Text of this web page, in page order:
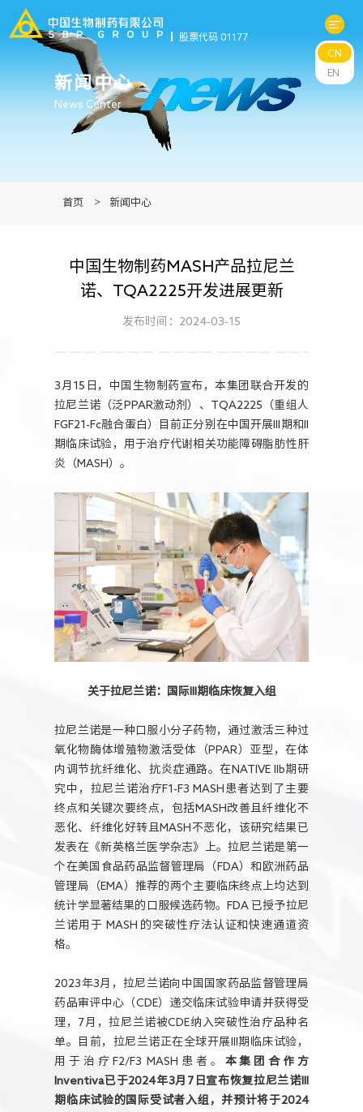
股票代码 01177
CN
EN
新闻中心
News Center
首页 > 新闻中心
中国生物制药MASH产品拉尼兰
诺、TQA2225开发进展更新
发布时间：2024-03-15
3月15日，中国生物制药宣布，本集团联合开发的
拉尼兰诺（泛PPAR激动剂）、TQA2225（重组人
FGF21-Fc融合蛋白）目前正分别在中国开展III期和II
期临床试验，用于治疗代谢相关功能障碍脂肪性肝
炎（MASH）。
关于拉尼兰诺：国际III期临床恢复入组
拉尼兰诺是一种口服小分子药物，通过激活三种过
氧化物酶体增殖物激活受体（PPAR）亚型，在体
内调节抗纤维化、抗炎症通路。在NATIVE IIb期研
究中，拉尼兰诺治疗F1-F3 MASH患者达到了主要
终点和关键次要终点，包括MASH改善且纤维化不
恶化、纤维化好转且MASH不恶化，该研究结果已
发表在《新英格兰医学杂志》上。拉尼兰诺是第一
个在美国食品药品监督管理局（FDA）和欧洲药品
管理局（EMA）推荐的两个主要临床终点上均达到
统计学显著结果的口服候选药物。FDA 已授予拉尼
兰诺用于 MASH 的突破性疗法认证和快速通道资
格。
2023年3月，拉尼兰诺向中国国家药品监督管理局
药品审评中心（CDE）递交临床试验申请并获得受
理，7月，拉尼兰诺被CDE纳入突破性治疗品种名
单。目前，拉尼兰诺正在全球开展III期临床试验，
用于治疗F2/F3 MASH患者。 本集团合作方
Inventiva已于2024年3月7日宣布恢复拉尼兰诺III
期临床试验的国际受试者入组，并预计将于2024